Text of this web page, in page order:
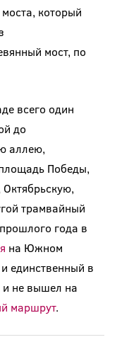
который
мост, по
всего один
до
аллею,
Победы,
трамвайный
года в
на Южном
единственный в
и не вышел на
маршрут.